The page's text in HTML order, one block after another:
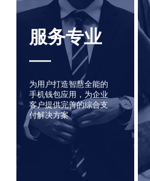
服务专业
为用户打造智慧全能的
手机钱包应用，为企业
客户提供完善的综合支
付解决方案